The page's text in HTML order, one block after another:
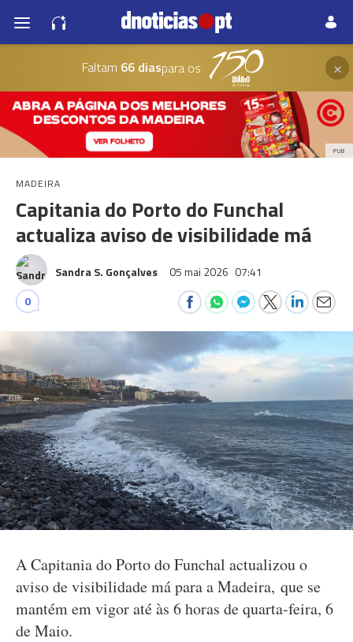
Faltam 66 diaspara os ×
PUB
MADEIRA
Capitania do Porto do Funchal
actualiza aviso de visibilidade má
Sandra S. Gonçalves 05 mai 2026 07:41
0
A Capitania do Porto do Funchal actualizou o
aviso de visibilidade má para a Madeira, que se
mantém em vigor até às 6 horas de quarta-feira, 6
de Maio.